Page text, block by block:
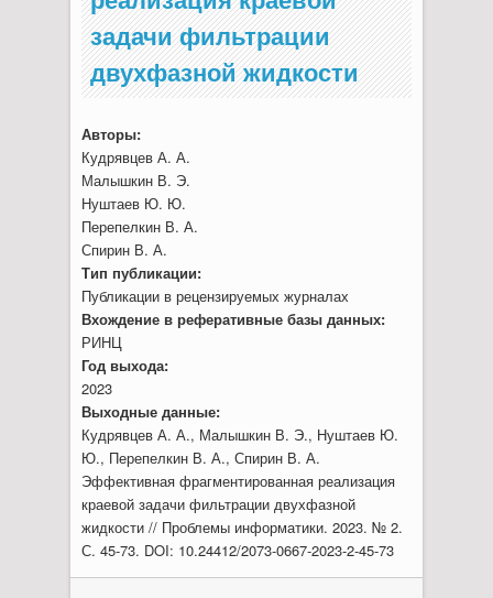
задачи фильтрации
двухфазной жидкости
Авторы:
Кудрявцев А. А.
Малышкин В. Э.
Нуштаев Ю. Ю.
Перепелкин В. А.
Спирин В. А.
Тип публикации:
Публикации в рецензируемых журналах
Вхождение в реферативные базы данных:
РИНЦ
Год выхода:
2023
Выходные данные:
Кудрявцев А. А., Малышкин В. Э., Нуштаев Ю.
Ю., Перепелкин В. А., Спирин В. А.
Эффективная фрагментированная реализация
краевой задачи фильтрации двухфазной
жидкости // Проблемы информатики. 2023. № 2.
С. 45-73. DOI: 10.24412/2073-0667-2023-2-45-73